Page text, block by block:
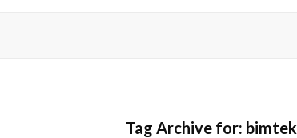
Tag Archive for: bimtek